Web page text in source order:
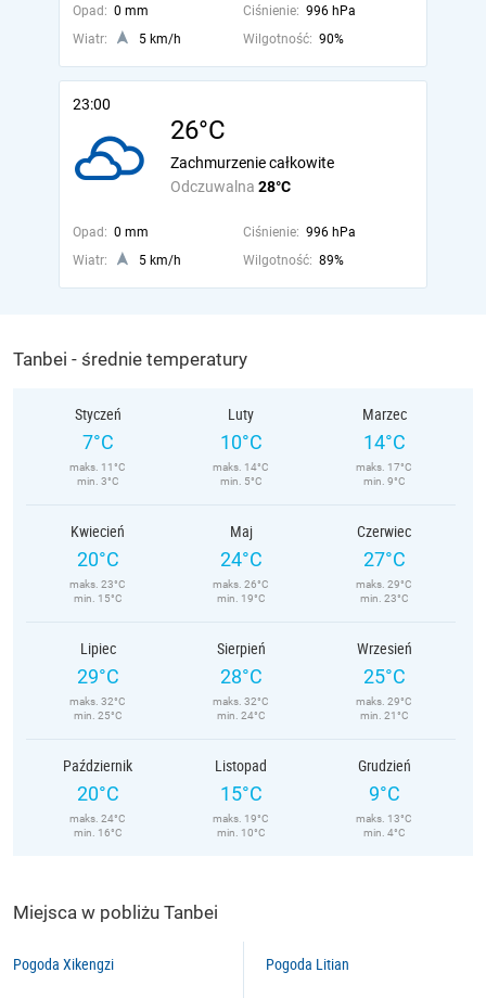
Opad: 0 mm Ciśnienie: 996 hPa
Wiatr:
5 km/h Wilgotność: 90%
23:00
26°C
Odczuwalna 28°C
Zachmurzenie całkowite
Opad: 0 mm Ciśnienie: 996 hPa
Wiatr:
5 km/h Wilgotność: 89%
Tanbei - średnie temperatury
Styczeń
7°C
maks. 11°C
min. 3°C
Luty
10°C
maks. 14°C
min. 5°C
Marzec
14°C
maks. 17°C
min. 9°C
Kwiecień
20°C
maks. 23°C
min. 15°C
Maj
24°C
maks. 26°C
min. 19°C
Czerwiec
27°C
maks. 29°C
min. 23°C
Lipiec
29°C
maks. 32°C
min. 25°C
Sierpień
28°C
maks. 32°C
min. 24°C
Wrzesień
25°C
maks. 29°C
min. 21°C
Październik
20°C
maks. 24°C
min. 16°C
Listopad
15°C
maks. 19°C
min. 10°C
Grudzień
9°C
maks. 13°C
min. 4°C
Miejsca w pobliżu Tanbei
Pogoda Xikengzi Pogoda Litian